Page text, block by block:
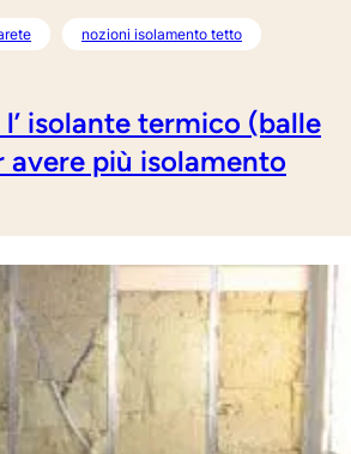
nozioni isolamento tetto
isolante termico (balle
avere più isolamento